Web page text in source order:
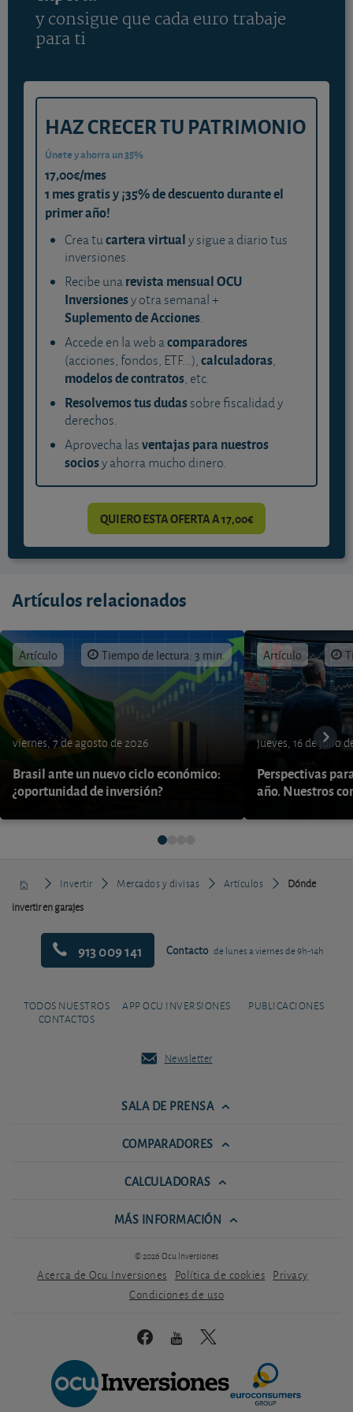
y consigue que cada euro trabaje
para ti
HAZ CRECER TU PATRIMONIO
Únete y ahorra un 35%
17,00€/mes
1 mes gratis y ¡35% de descuento durante el
primer año!
Crea tucartera virtualy sigue a diario tus
inversiones.
Recibe unarevista mensual OCU
Inversionesy otra semanal +
Suplemento de Acciones.
Accede en la web acomparadores
(acciones, fondos, ETF...),calculadoras,
modelos de contratos, etc.
Resolvemos tus dudassobre fiscalidad y
derechos.
Aprovecha lasventajas para nuestros
sociosy ahorra mucho dinero.
QUIERO ESTA OFERTA A 17,00€
Artículos relacionados
Artículo Tiempo de lectura: 3 min.
viernes, 7 de agosto de 2026
Brasil ante un nuevo ciclo económico:
¿oportunidad de inversión?
Artículo
jueves, 16 de julio
Perspectivas
año. Nuestros
Invertir Mercados y divisas Artículos
Dónde
invertir en garajes
913 009 141 Contacto de lunes a viernes de 9h-14h
TODOS NUESTROS
CONTACTOS
APP OCU INVERSIONES PUBLICACIONES
Newsletter
SALA DE PRENSA
COMPARADORES
CALCULADORAS
MÁS INFORMACIÓN
© 2026 Ocu Inversiones
Acerca de Ocu Inversiones Política de cookies Privacy
Condiciones de uso